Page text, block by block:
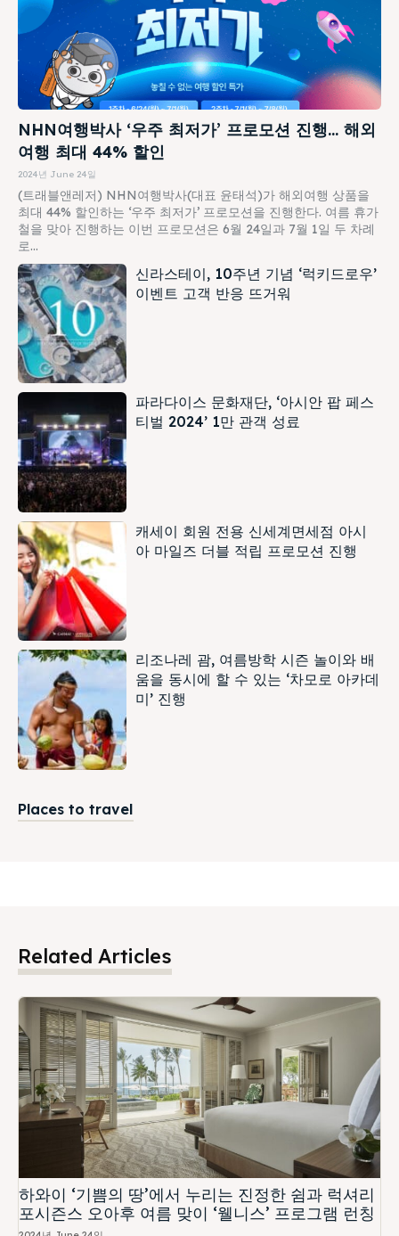
NHN여행박사 ‘우주 최저가’ 프로모션 진행… 해외
여행 최대 44% 할인
2024년 June 24일
(트래블앤레저) NHN여행박사(대표 윤태석)가 해외여행 상품을
최대 44% 할인하는 ‘우주 최저가’ 프로모션을 진행한다. 여름 휴가
철을 맞아 진행하는 이번 프로모션은 6월 24일과 7월 1일 두 차례
로...
신라스테이, 10주년 기념 ‘럭키드로우’
이벤트 고객 반응 뜨거워
파라다이스 문화재단, ‘아시안 팝 페스
티벌 2024’ 1만 관객 성료
캐세이 회원 전용 신세계면세점 아시
아 마일즈 더블 적립 프로모션 진행
리조나레 괌, 여름방학 시즌 놀이와 배
움을 동시에 할 수 있는 ‘차모로 아카데
미’ 진행
Places to travel
Related Articles
하와이 ‘기쁨의 땅’에서 누리는 진정한 쉼과 럭셔리
포시즌스 오아후 여름 맞이 ‘웰니스’ 프로그램 런칭